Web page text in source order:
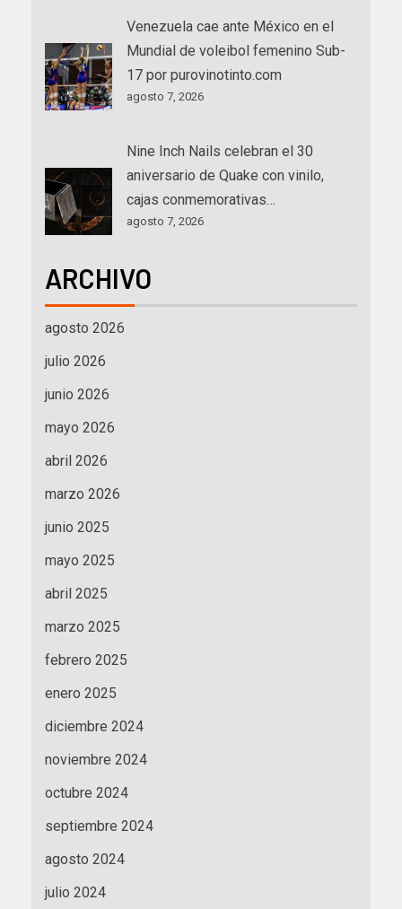
Venezuela cae ante México en el
Mundial de voleibol femenino Sub-
17 por purovinotinto.com
agosto 7, 2026
Nine Inch Nails celebran el 30
aniversario de Quake con vinilo,
cajas conmemorativas…
agosto 7, 2026
ARCHIVO
agosto 2026
julio 2026
junio 2026
mayo 2026
abril 2026
marzo 2026
junio 2025
mayo 2025
abril 2025
marzo 2025
febrero 2025
enero 2025
diciembre 2024
noviembre 2024
octubre 2024
septiembre 2024
agosto 2024
julio 2024